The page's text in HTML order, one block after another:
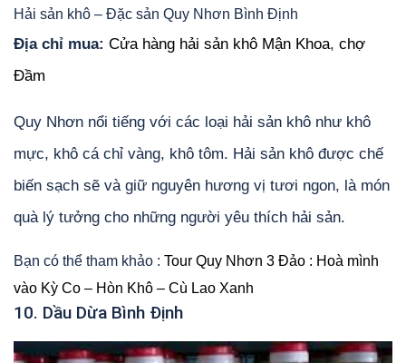
Hải sản khô – Đặc sản Quy Nhơn Bình Định
Địa chỉ mua: Cửa hàng hải sản khô Mận Khoa, chợ
Đầm
Quy Nhơn nổi tiếng với các loại hải sản khô như khô
mực, khô cá chỉ vàng, khô tôm. Hải sản khô được chế
biến sạch sẽ và giữ nguyên hương vị tươi ngon, là món
quà lý tưởng cho những người yêu thích hải sản.
Bạn có thể tham khảo : Tour Quy Nhơn 3 Đảo : Hoà mình
vào Kỳ Co – Hòn Khô – Cù Lao Xanh
10. Dầu Dừa Bình Định